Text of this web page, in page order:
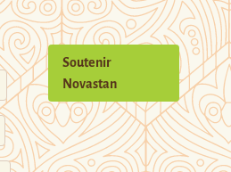
Soutenir
Novastan